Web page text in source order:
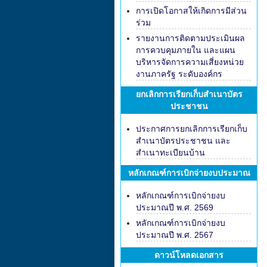
การเปิดโอกาสให้เกิดการมีส่วน
ร่วม
รายงานการติดตามประเมินผล
การควบคุมภายใน และแผน
บริหารจัดการความเสี่ยงหน่วย
งานภาครัฐ ระดับองค์กร
ยกเลิกการเรียกเก็บสำเนาบัตร
ประชาชน
ประกาศการยกเลิกการเรียกเก็บ
สำเนาบัตรประชาชน และ
สำเนาทะเบียนบ้าน
หลักเกณฑ์การเบิกจ่ายงบประมาณ
หลักเกณฑ์การเบิกจ่ายงบ
ประมาณปี พ.ศ. 2569
หลักเกณฑ์การเบิกจ่ายงบ
ประมาณปี พ.ศ. 2567
ดาวน์โหลดเอกสาร